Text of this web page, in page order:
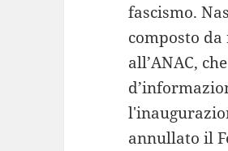
fascismo.
composto
all’ANAC,
annullato il